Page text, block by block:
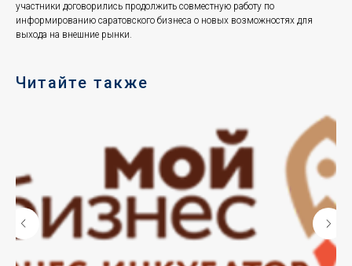
участники договорились продолжить совместную работу по
информированию саратовского бизнеса о новых возможностях для
выхода на внешние рынки.
Читайте также